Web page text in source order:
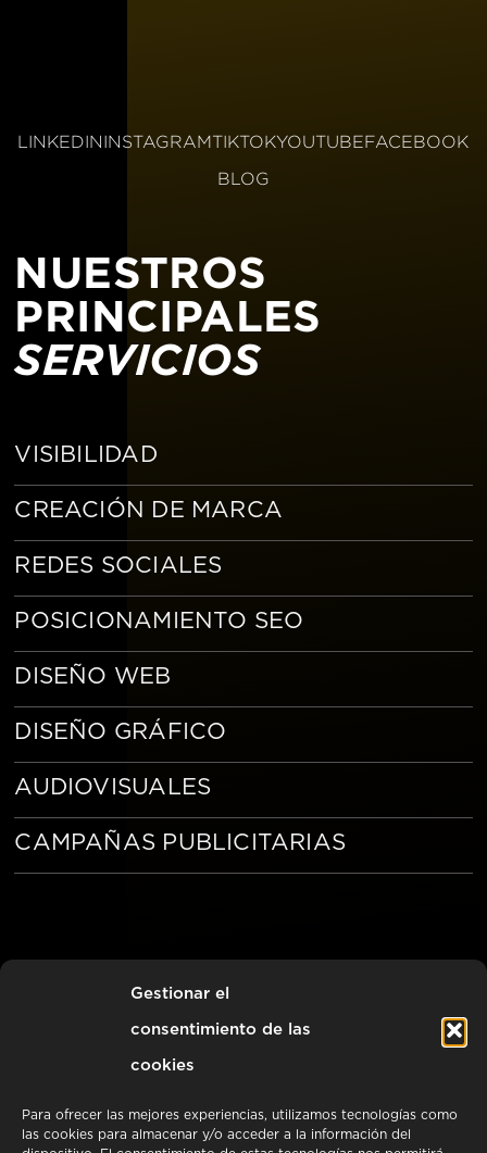
Gestionar el
consentimiento de las
cookies
Para ofrecer las mejores experiencias, utilizamos tecnologías como
las cookies para almacenar y/o acceder a la información del
NUESTROS
PRINCIPALES
SERVICIOS
LINKEDININSTAGRAMTIKTOKYOUTUBEFACEBOOK
BLOG
VISIBILIDAD
CREACIÓN DE MARCA
REDES SOCIALES
POSICIONAMIENTO SEO
DISEÑO WEB
DISEÑO GRÁFICO
AUDIOVISUALES
CAMPAÑAS PUBLICITARIAS
RESERVA UNA CITA
CON
NOSOTROS